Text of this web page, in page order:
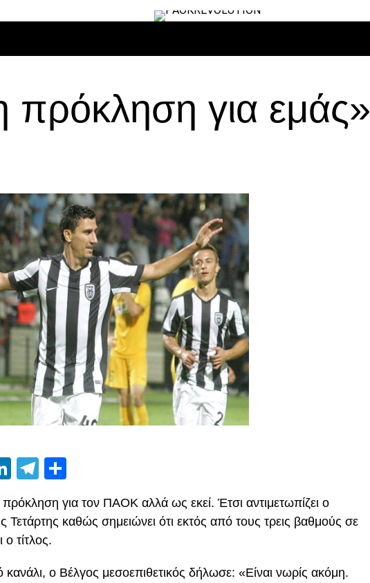
πρόκληση για εμάς»
LinkedIn
Telegram
πρόκληση για τον ΠΑΟΚ αλλά ως εκεί. Έτσι αντιμετωπίζει ο
Τετάρτης καθώς σημειώνει ότι εκτός από τους τρεις βαθμούς σε
ο τίτλος.
ο Βέλγος μεσοεπιθετικός δήλωσε: «Είναι νωρίς ακόμη.